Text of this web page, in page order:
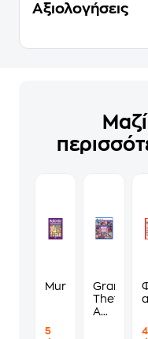
Αξιολογήσεις
Murdoku
5
Grand
Theft
Auto
Standard